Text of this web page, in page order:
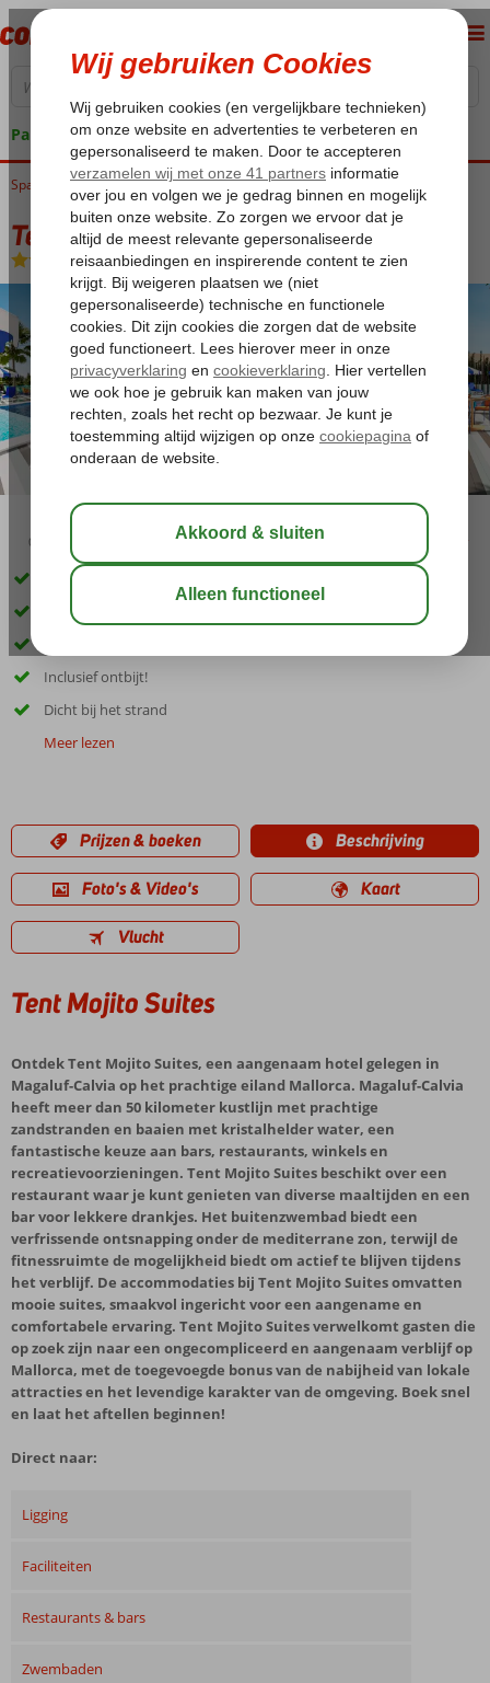
Pakketgarantie
Home
Spanje Balearen Mallorca Magaluf-Calvia Beach Tent Mojito Suites
Tent Mojito Suites
Logies en ontbijt -Hotel
02:30 aug 30°C
Gelegen in Calvia Beach
Heerlijk zwembad
Inclusief ontbijt!
Dicht bij het strand
Meer lezen
Prijzen & boeken Beschrijving
Foto's & Video's Kaart
Vlucht
Tent Mojito Suites
Ontdek Tent Mojito Suites, een aangenaam hotel gelegen in
Magaluf-Calvia op het prachtige eiland Mallorca. Magaluf-Calvia
heeft meer dan 50 kilometer kustlijn met prachtige
zandstranden en baaien met kristalhelder water, een
fantastische keuze aan bars, restaurants, winkels en
recreatievoorzieningen. Tent Mojito Suites beschikt over een
restaurant waar je kunt genieten van diverse maaltijden en een
bar voor lekkere drankjes. Het buitenzwembad biedt een
verfrissende ontsnapping onder de mediterrane zon, terwijl de
fitnessruimte de mogelijkheid biedt om actief te blijven tijdens
het verblijf. De accommodaties bij Tent Mojito Suites omvatten
mooie suites, smaakvol ingericht voor een aangename en
comfortabele ervaring. Tent Mojito Suites verwelkomt gasten die
op zoek zijn naar een ongecompliceerd en aangenaam verblijf op
Mallorca, met de toegevoegde bonus van de nabijheid van lokale
attracties en het levendige karakter van de omgeving. Boek snel
en laat het aftellen beginnen!
Direct naar:
Ligging
Faciliteiten
Restaurants & bars
Zwembaden